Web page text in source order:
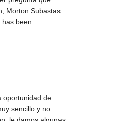
Morton Subastas
been
dudas o requiere más información, estamos a sus órdenes y le asistiremos en lo más que podamos aclarar. Si por alguna razón nuestra descripción no es de su entera satisfacción, usted puede revisar las piezas previamente a la subasta y traer a su experto dentro del horario de exposición. Los precios estimados son en pesos mexicanos (M.N.). Si por alguna razón no puede pasar a liquidar el precio, haremos efectivo el cargo a la tarjeta de crédito, cobrando también el porcentaje correspondiente a la comisión más el I.V.A. de la comisión. Las compras menores de $20,000.00 (veinte mil pesos 00/100 M.N.) se cargarán el mismo día a la tarjeta de crédito, más el porcentaje de comisión de la subasta y el I.V.A. correspondiente. En los lotes que no llevan estimado, la salida será por debajo de $2,000.00 M.N. Una vez asignado el lote en la subasta no hay devoluciones ni cancelacion